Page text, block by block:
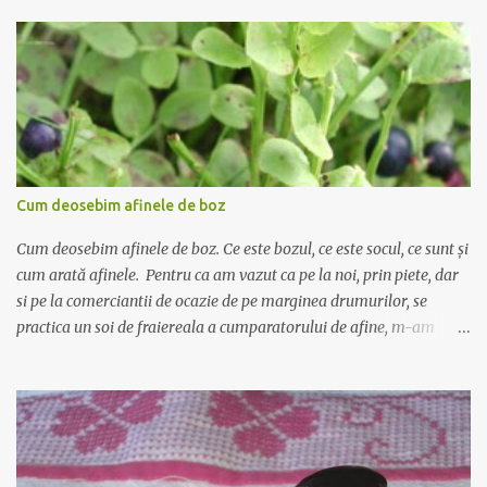
Cum deosebim afinele de boz
Cum deosebim afinele de boz. Ce este bozul, ce este socul, ce sunt și
cum arată afinele. Pentru ca am vazut ca pe la noi, prin piete, dar
si pe la comerciantii de ocazie de pe marginea drumurilor, se
practica un soi de fraiereala a cumparatorului de afine, m-am
bozul si socul, si pe care comerciantii le vand pe post de afine.
Afinul , sau coacazul negru, este un arbust mic cu frunze ovale, mici
- asta este foarte important! - iar fructul este rotund, de culoare